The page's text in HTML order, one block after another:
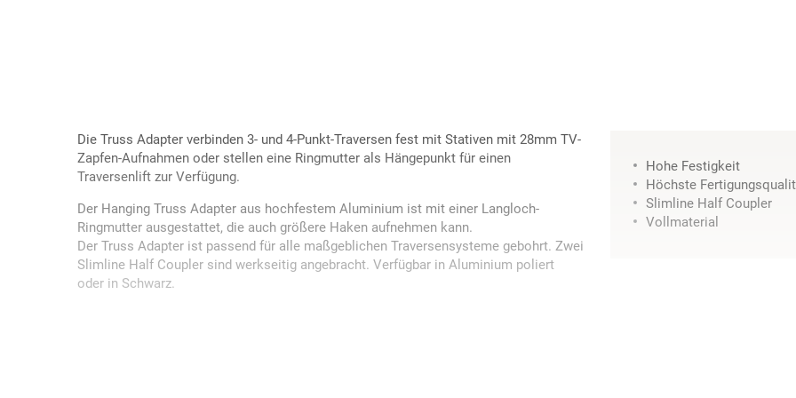
Die Truss Adapter verbinden 3- und 4-Punkt-Traversen fest mit Stativen mit 28mm TV-
Zapfen-Aufnahmen oder stellen eine Ringmutter als Hängepunkt für einen
Traversenlift zur Verfügung.
Der Hanging Truss Adapter aus hochfestem Aluminium ist mit einer Langloch-
Ringmutter ausgestattet, die auch größere Haken aufnehmen kann.
Der Truss Adapter ist passend für alle maßgeblichen Traversensysteme gebohrt. Zwei
Slimline Half Coupler sind werkseitig angebracht. Verfügbar in Aluminium poliert
oder in Schwarz.
Hohe Festigkeit
Höchste
Slimline Half Coupler
Vollmaterial